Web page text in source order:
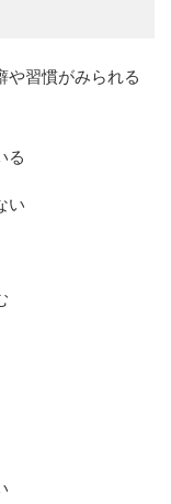
や習慣がみられる
る
い